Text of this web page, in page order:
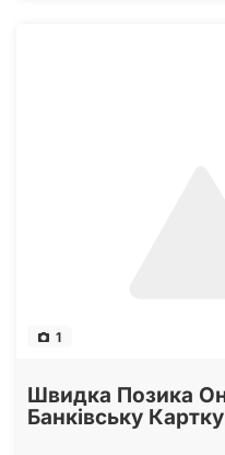
1
Швидка Позика
Банківську